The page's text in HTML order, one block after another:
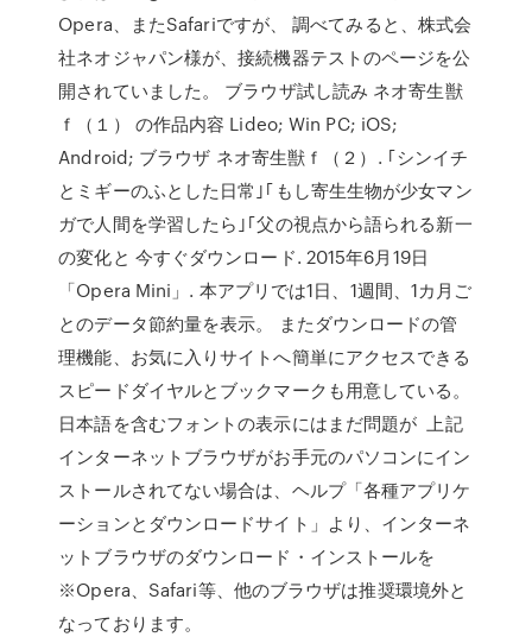
Opera、またSafariですが、 調べてみると、株式会
社ネオジャパン様が、接続機器テストのページを公
開されていました。 ブラウザ試し読み ネオ寄生獣
ｆ（１） の作品内容 Lideo; Win PC; iOS;
Android; ブラウザ ネオ寄生獣ｆ（２）. ｢シンイチ
とミギーのふとした日常｣｢もし寄生生物が少女マン
ガで人間を学習したら｣｢父の視点から語られる新一
の変化と 今すぐダウンロード. 2015年6月19日
「Opera Mini」. 本アプリでは1日、1週間、1カ月ご
とのデータ節約量を表示。 またダウンロードの管
理機能、お気に入りサイトへ簡単にアクセスできる
スピードダイヤルとブックマークも用意している。
日本語を含むフォントの表示にはまだ問題が 上記
インターネットブラウザがお手元のパソコンにイン
ストールされてない場合は、ヘルプ「各種アプリケ
ーションとダウンロードサイト」より、インターネ
ットブラウザのダウンロード・インストールを
※Opera、Safari等、他のブラウザは推奨環境外と
なっております。